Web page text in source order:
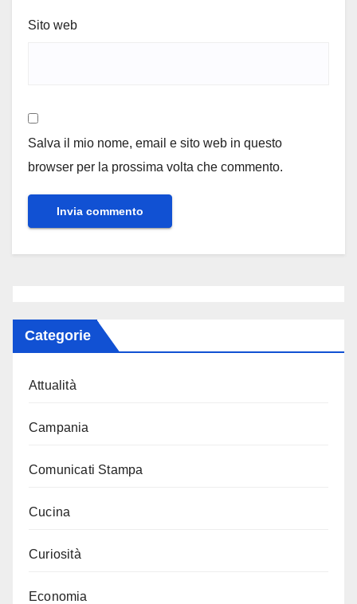
Sito web
Salva il mio nome, email e sito web in questo
browser per la prossima volta che commento.
Categorie
Attualità
Campania
Comunicati Stampa
Cucina
Curiosità
Economia